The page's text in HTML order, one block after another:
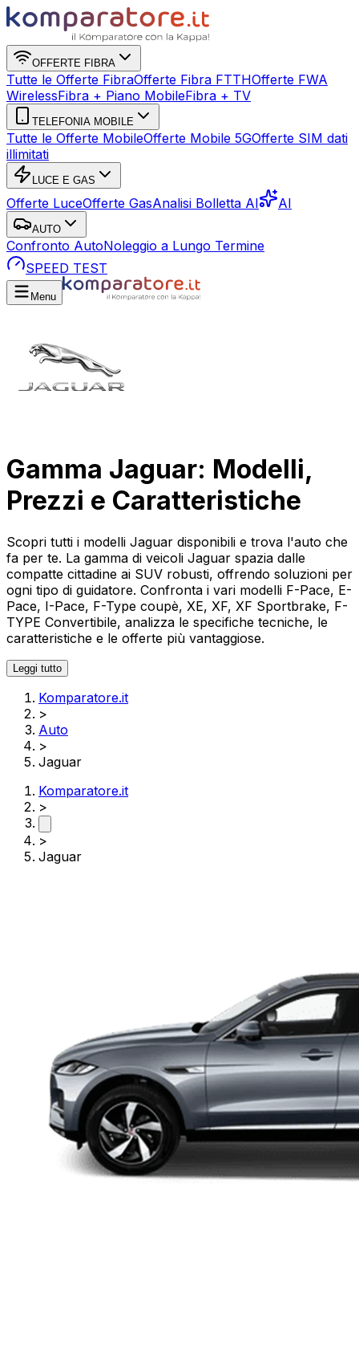
OFFERTE FIBRA
Tutte le Offerte FibraOfferte Fibra FTTHOfferte FWA
WirelessFibra + Piano MobileFibra + TV
TELEFONIA MOBILE
Tutte le Offerte MobileOfferte Mobile 5GOfferte SIM dati
illimitati
LUCE E GAS
Offerte LuceOfferte GasAnalisi Bolletta AI AI
AUTO
Confronto AutoNoleggio a Lungo Termine
SPEED TEST
Menu
Gamma Jaguar: Modelli,
Prezzi e Caratteristiche
Scopri tutti i modelli Jaguar disponibili e trova l'auto che
fa per te. La gamma di veicoli Jaguar spazia dalle
compatte cittadine ai SUV robusti, offrendo soluzioni per
ogni tipo di guidatore. Confronta i vari modelli F-Pace, E-
Pace, I-Pace, F-Type coupè, XE, XF, XF Sportbrake, F-
TYPE Convertibile, analizza le specifiche tecniche, le
caratteristiche e le offerte più vantaggiose.
Leggi tutto
Komparatore.it
>
Auto
>
Jaguar
Komparatore.it
>
>
Jaguar